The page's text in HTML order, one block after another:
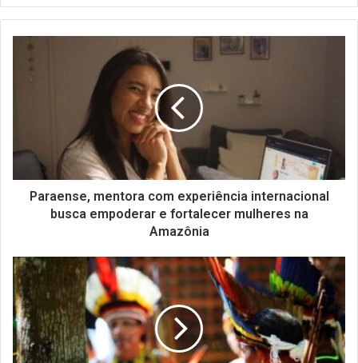
Paraense, mentora com experiência internacional
busca empoderar e fortalecer mulheres na
Amazônia